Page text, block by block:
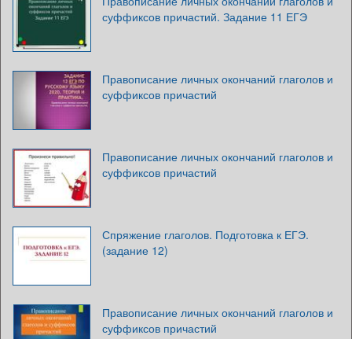
суффиксов причастий. Задание 11 ЕГЭ
Правописание личных окончаний глаголов и
суффиксов причастий
Правописание личных окончаний глаголов и
суффиксов причастий
Спряжение глаголов. Подготовка к ЕГЭ.
(задание 12)
Правописание личных окончаний глаголов и
суффиксов причастий